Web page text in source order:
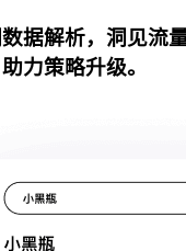
据解析，洞见流
力策略升级。